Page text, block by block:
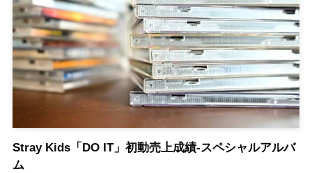
Stray Kids「DO IT」初動売上成績-スペシャルアルバ
ム